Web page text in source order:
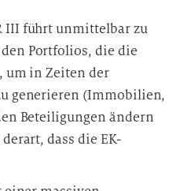
III führt unmittelbar zu
Portfolios, die die
um in Zeiten der
generieren (Immobilien,
Beteiligungen ändern
dass die EK-